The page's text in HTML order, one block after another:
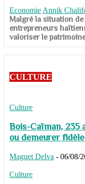
Economie Annik
​​​​​​​Malgré la situation
entrepreneurs
valoriser le
CULTURE
Culture
Bois-Caïman, 235
ou demeurer
Maguet Delva - 06/08/
Culture